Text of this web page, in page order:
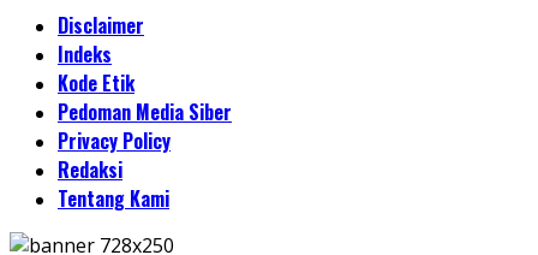
Disclaimer
Indeks
Kode Etik
Pedoman Media Siber
Privacy Policy
Redaksi
Tentang Kami